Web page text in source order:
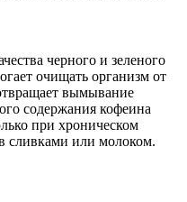
черного и зеленого
очищать организм от
вымывание
содержания кофеина
при хроническом
сливками или молоком.